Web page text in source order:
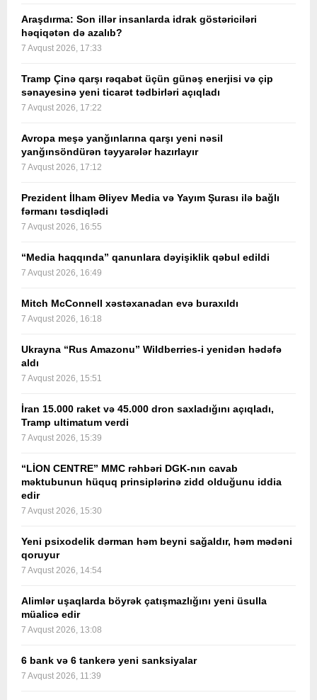
Araşdırma: Son illər insanlarda idrak göstəriciləri
həqiqətən də azalıb?
7 Avqust 2026, 17:33
Tramp Çinə qarşı rəqabət üçün günəş enerjisi və çip
sənayesinə yeni ticarət tədbirləri açıqladı
7 Avqust 2026, 17:22
Avropa meşə yanğınlarına qarşı yeni nəsil
yanğınsöndürən təyyarələr hazırlayır
7 Avqust 2026, 17:12
Prezident İlham Əliyev Media və Yayım Şurası ilə bağlı
fərmanı təsdiqlədi
7 Avqust 2026, 16:55
“Media haqqında” qanunlara dəyişiklik qəbul edildi
7 Avqust 2026, 16:49
Mitch McConnell xəstəxanadan evə buraxıldı
7 Avqust 2026, 16:18
Ukrayna “Rus Amazonu” Wildberries-i yenidən hədəfə
aldı
7 Avqust 2026, 15:51
İran 15.000 raket və 45.000 dron saxladığını açıqladı,
Tramp ultimatum verdi
7 Avqust 2026, 15:39
“LİON CENTRE” MMC rəhbəri DGK-nın cavab
məktubunun hüquq prinsiplərinə zidd olduğunu iddia
edir
7 Avqust 2026, 15:30
Yeni psixodelik dərman həm beyni sağaldır, həm mədəni
qoruyur
7 Avqust 2026, 14:54
Alimlər uşaqlarda böyrək çatışmazlığını yeni üsulla
müalicə edir
7 Avqust 2026, 13:08
6 bank və 6 tankerə yeni sanksiyalar
7 Avqust 2026, 11:39